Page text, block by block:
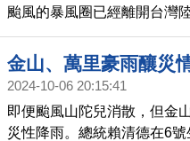
颱風的暴風圈已經離開台灣
半，解除陸上颱風警報，預
金山、萬里豪雨釀災
2024-10-06 20:15:41
即便颱風山陀兒消散，但金
災性降雨。總統賴清德在6